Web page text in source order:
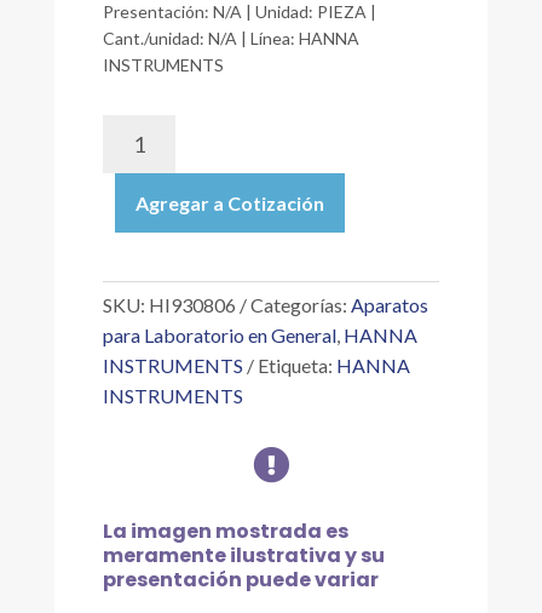
Presentación: N/A | Unidad: PIEZA |
Cant./unidad: N/A | Línea: HANNA
INSTRUMENTS
PARA
CALIFICACIÓN
DISEÑO,
OPERACIÓN
Y
DESEMPEÑO
cantidad
Agregar a Cotización
SKU: HI930806 Categorías: Aparatos
para Laboratorio en General, HANNA
INSTRUMENTS
Etiqueta: HANNA
INSTRUMENTS

La imagen mostrada es
meramente ilustrativa y su
presentación puede variar